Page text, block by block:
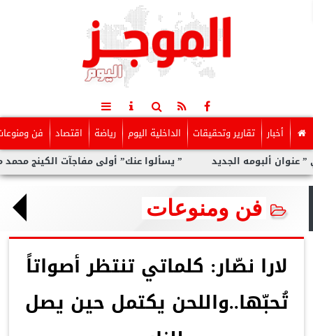
أخبار تقارير وتحقيقات الداخلية اليوم رياضة اقتصاد فن
” يسألوا عنك” أولى مفاجآت الكينج محمد منير ألبومه الجديد
فن ومنوعات
لارا نصّار: كلماتي تنتظر أصواتاً
تُحبّها..واللحن يكتمل حين يصل